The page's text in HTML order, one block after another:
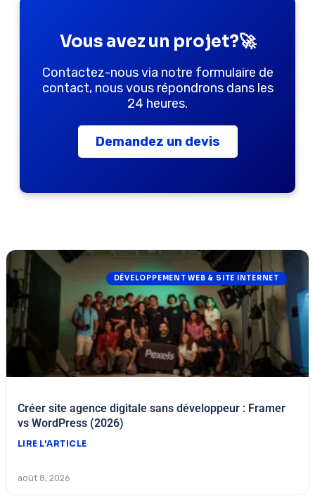
Vous avez un projet?🚀
Contactez-nous via notre formulaire de
contact, nous vous répondrons dans les
24 heures.
Demandez un devis
DÉVELOPPEMENT WEB & SITE INTERNET
Créer site agence digitale sans développeur : Framer
vs WordPress (2026)
LIRE L'ARTICLE
août 8, 2026